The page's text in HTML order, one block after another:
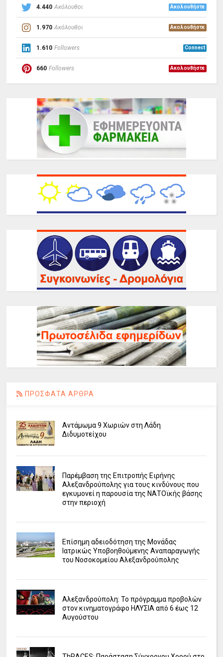
4.440 Ακόλουθοι Ακολουθήστε
1.970 Ακόλουθοι Ακολουθήστε
1.610 Followers Connect
660 Followers Ακολουθήστε
ΠΡΟΣΦΑΤΑ ΑΡΘΡΑ
Αντάμωμα 9 Χωριών στη Λάδη
Διδυμοτείχου
Παρέμβαση της Επιτροπής Ειρήνης
Αλεξανδρούπολης για τους κινδύνους που
εγκυμονεί η παρουσία της ΝΑΤΟϊκής βάσης
στην περιοχή
Επίσημη αδειοδότηση της Μονάδας
Ιατρικώς Υποβοηθούμενης Αναπαραγωγής
του Νοσοκομείου Αλεξανδρούπολης
Αλεξανδρούπολη: Το πρόγραμμα προβολών
στον κινηματογράφο ΗΛΥΣΙΑ από 6 έως 12
Αυγούστου